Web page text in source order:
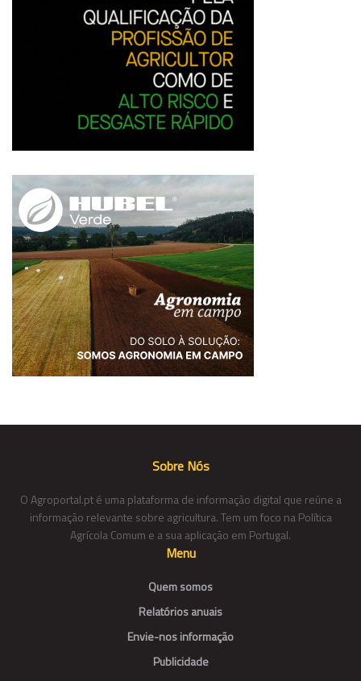
Sobre Nós
O Agroportal.pt é uma plataforma de informação digital que reúne a
informação relevante sobre agricultura. Tem um foco na Política
Agrícola Comum e a sua aplicação em Portugal.
Menu
Quem somos
Relatórios anuais
Envie-nos informação
Publicidade